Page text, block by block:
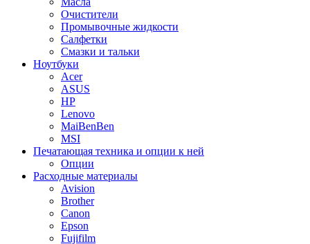
Очистители
Промывочные жидкости
Салфетки
Смазки и тальки
Ноутбуки
Acer
ASUS
HP
Lenovo
MaiBenBen
MSI
Печатающая техника и опции к ней
Опции
Расходные материалы
Avision
Brother
Canon
Epson
Fujifilm